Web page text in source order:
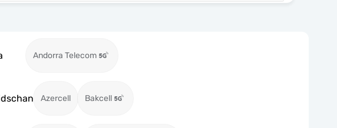
Andorra Telecom
Azercell Bakcell